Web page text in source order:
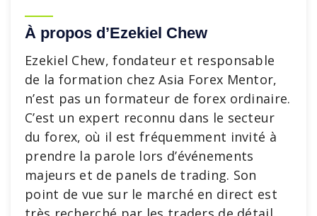
À propos d’Ezekiel Chew
Ezekiel Chew, fondateur et responsable
de la formation chez Asia Forex Mentor,
n’est pas un formateur de forex ordinaire.
C’est un expert reconnu dans le secteur
du forex, où il est fréquemment invité à
prendre la parole lors d’événements
majeurs et de panels de trading. Son
point de vue sur le marché en direct est